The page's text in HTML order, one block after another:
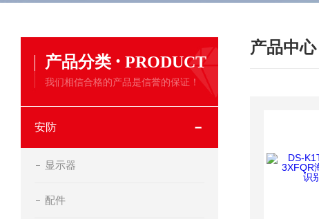
产品分类 · PRODUCT
我们相信合格的产品是信誉的保证！
安防
显示器
配件
产品中心